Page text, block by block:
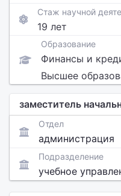
Стаж научной
19 лет
Образование
Финансы и
Высшее
заместитель
Отдел
администрация
Подразделение
учебное